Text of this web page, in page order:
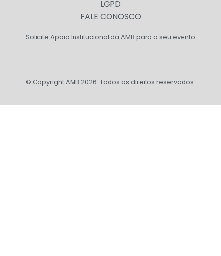
LGPD
FALE CONOSCO
Solicite Apoio Institucional da AMB para o seu evento
© Copyright AMB 2026. Todos os direitos reservados.